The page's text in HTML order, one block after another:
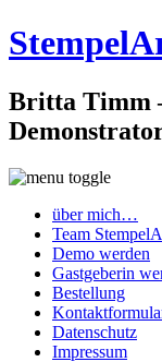
Britta Timm
über mich…
Team
Demo werden
Gastgeberin
Bestellung
Datenschutz
Impressum